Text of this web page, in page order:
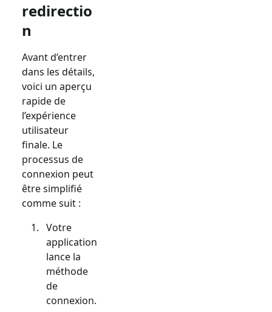
redirectio
n
Avant d’entrer
dans les détails,
voici un aperçu
rapide de
l’expérience
utilisateur
finale. Le
processus de
connexion peut
être simplifié
comme suit :
Votre
application
lance la
méthode
de
connexion.